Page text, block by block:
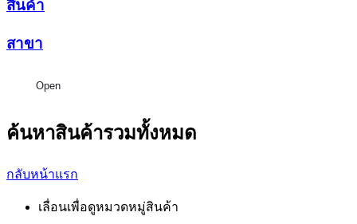
สินค้า
สาขา
Open
ค้นหาสินค้ารวมทั้งหมด
กลับหน้าแรก
เลื่อนเพื่อดูหมวดหมู่สินค้า